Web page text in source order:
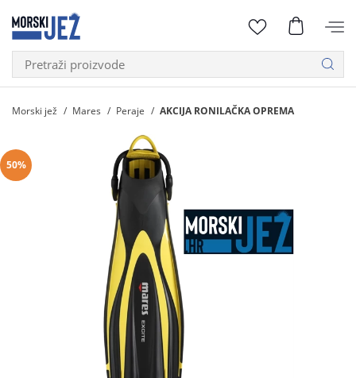
Morski jež Mares Peraje AKCIJA RONILAČKA OPREMA
50%